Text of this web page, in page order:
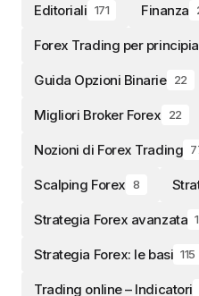
Editoriali 171 Finanza
Forex Trading per
Guida Opzioni Binarie 22
Migliori Broker Forex 22
Nozioni di Forex Trading
Scalping Forex 8
Strategia Forex avanzata
Strategia Forex: le basi 115
Trading online – Indicatori